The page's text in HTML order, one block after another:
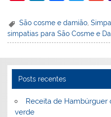
er
e
st
k
e
n
c
e
o
o
k
itt
er l
São cosme e damião,
simpatias para São Cosme e
Posts recentes
Receita de
verde